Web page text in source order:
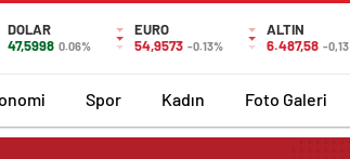
DOLAR
47,5998 0.06%
EURO
54,9573 -0.13%
ALTIN
6.487,58 -0,13
Spor Kadın Foto Galeri